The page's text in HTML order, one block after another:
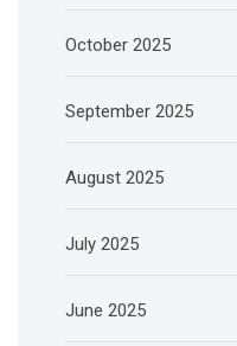
October 2025
September 2025
August 2025
July 2025
June 2025